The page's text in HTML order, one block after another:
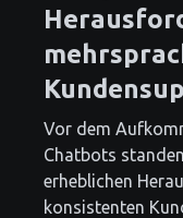
Vor dem
Chatbots
erheblichen
konsistenten